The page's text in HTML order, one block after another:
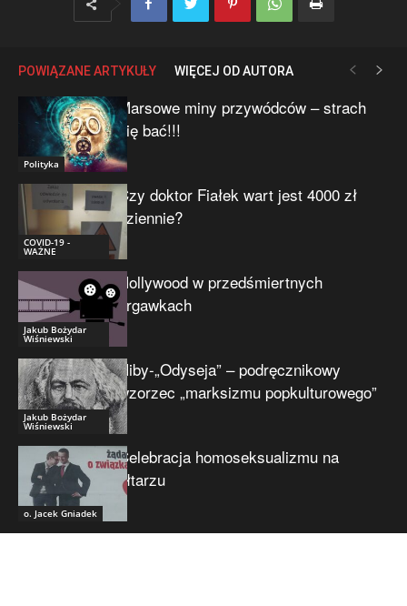
POWIĄZANE ARTYKUŁY WIĘCEJ OD AUTORA
Polityka
Marsowe miny przywódców – strach
się bać!!!
COVID-19 -
WAŻNE
Czy doktor Fiałek wart jest 4000 zł
dziennie?
Jakub Bożydar
Wiśniewski
Hollywood w przedśmiertnych
drgawkach
Jakub Bożydar
Wiśniewski
Niby-„Odyseja” – podręcznikowy
wzorzec „marksizmu popkulturowego”
o. Jacek Gniadek
Celebracja homoseksualizmu na
ołtarzu